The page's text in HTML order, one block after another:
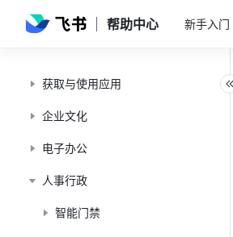
帮助中心 新手入门
获取与使用应用
企业文化
电子办公
人事行政
智能门禁